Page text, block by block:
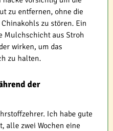
zu entfernen, ohne die
zu stören. Ein
Mulchschicht aus Stroh
wirken, um das
zu halten.
der
Ich habe gute
alle zwei Wochen eine